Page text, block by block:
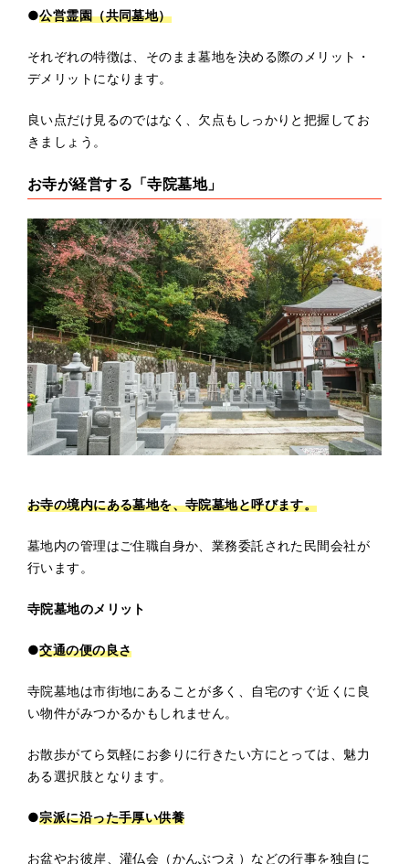
●公営霊園（共同墓地）
それぞれの特徴は、そのまま墓地を決める際のメリット・
デメリットになります。
良い点だけ見るのではなく、欠点もしっかりと把握してお
きましょう。
お寺が経営する「寺院墓地」
お寺の境内にある墓地を、寺院墓地と呼びます。
墓地内の管理はご住職自身か、業務委託された民間会社が
行います。
寺院墓地のメリット
●交通の便の良さ
寺院墓地は市街地にあることが多く、自宅のすぐ近くに良
い物件がみつかるかもしれません。
お散歩がてら気軽にお参りに行きたい方にとっては、魅力
ある選択肢となります。
●宗派に沿った手厚い供養
お盆やお彼岸、灌仏会（かんぶつえ）などの行事を独自に